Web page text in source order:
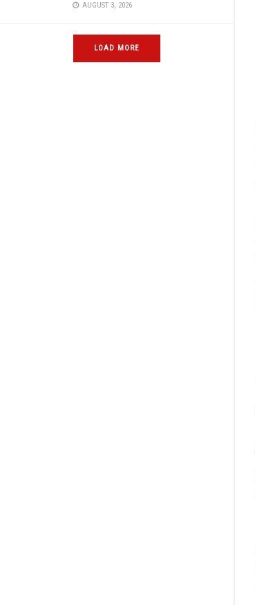
AUGUST 3, 2026
LOAD MORE